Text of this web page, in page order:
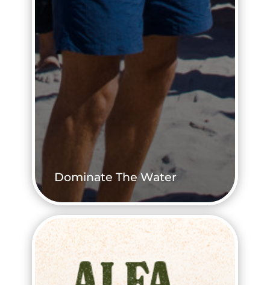
Dominate The Water